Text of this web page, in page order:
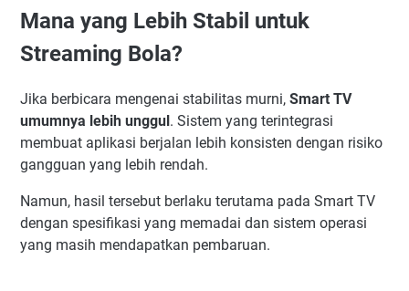
Mana yang Lebih Stabil untuk
Streaming Bola?
Jika berbicara mengenai stabilitas murni, Smart TV
umumnya lebih unggul. Sistem yang terintegrasi
membuat aplikasi berjalan lebih konsisten dengan risiko
gangguan yang lebih rendah.
Namun, hasil tersebut berlaku terutama pada Smart TV
dengan spesifikasi yang memadai dan sistem operasi
yang masih mendapatkan pembaruan.